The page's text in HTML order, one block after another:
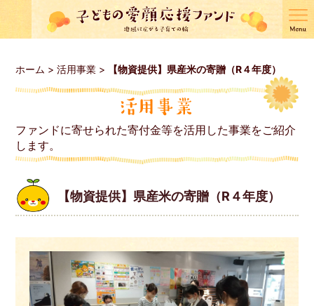
ホーム >活用事業 > 【物資提供】県産米の寄贈（R４年度）
ファンドに寄せられた寄付金等を活用した事業をご紹介
します。
【物資提供】県産米の寄贈（R４年度）